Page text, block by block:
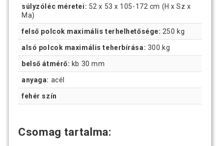
súlyzóléc méretei: 52 x 53 x 105-172 cm (H x Sz x
Ma)
felső polcok maximális terhelhetősége: 250 kg
alsó polcok maximális teherbírása: 300 kg
belső átmérő: kb 30 mm
anyaga: acél
fehér szín
Csomag tartalma: